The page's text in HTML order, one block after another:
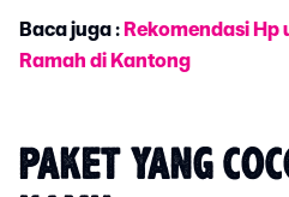
Baca juga : Rekomendasi Hp
Ramah di Kantong
PAKET YANG